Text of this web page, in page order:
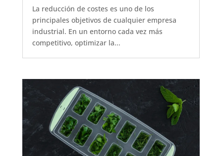
La reducción de costes es uno de los
principales objetivos de cualquier empresa
industrial. En un entorno cada vez más
competitivo, optimizar la...